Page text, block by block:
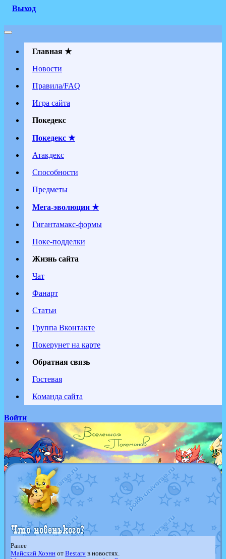
Выход
Главная ★
Новости
Правила/FAQ
Игра сайта
Покедекс
Покедекс ★
Атакдекс
Способности
Предметы
Мега-эволюции ★
Гигантамакс-формы
Поке-подделки
Жизнь сайта
Чат
Фанарт
Статьи
Группа Вконтакте
Покерунет на карте
Обратная связь
Гостевая
Команда сайта
Войти
Ранее
Майский Хоэннот Bestaryв новостях.